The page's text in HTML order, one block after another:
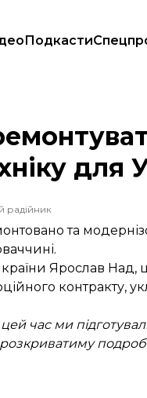
Подкасти
для України
для
радійник
та
країни Ярослав Над,
контракту,
час ми
розкриватиму